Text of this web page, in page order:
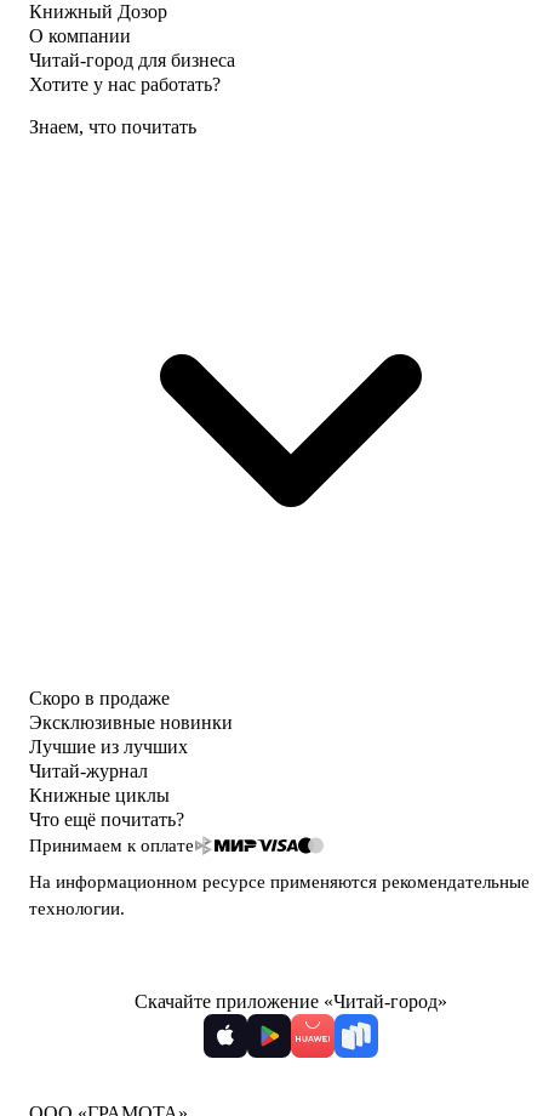
Книжный Дозор
О компании
Читай-город для бизнеса
Хотите у нас работать?
Знаем, что почитать
Скоро в продаже
Эксклюзивные новинки
Лучшие из лучших
Читай-журнал
Книжные циклы
Что ещё почитать?
Принимаем к оплате
На информационном ресурсе применяются рекомендательные
технологии.
Скачайте приложение «Читай-город»